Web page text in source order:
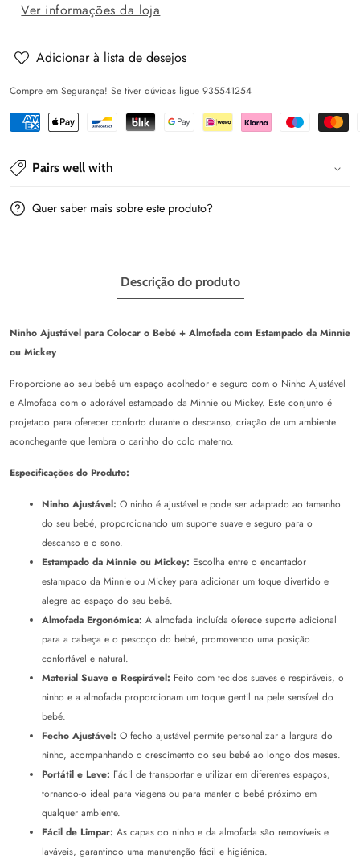
Ajustável
Colocar
Bebé
+
Ajustável
Colocar
Bebé
+
Ver informações da loja
Adicionar à lista de desejos
Compre em Segurança! Se tiver dúvidas ligue 935541254
Pairs well with
Quer saber mais sobre este produto?
Descrição do produto
Ninho Ajustável para Colocar o Bebé + Almofada com Estampado da Minnie
ou Mickey
Proporcione ao seu bebé um espaço acolhedor e seguro com o Ninho Ajustável
e Almofada com o adorável estampado da Minnie ou Mickey. Este conjunto é
projetado para oferecer conforto durante o descanso, criação de um ambiente
aconchegante que lembra o carinho do colo materno.
Especificações do Produto:
Ninho Ajustável: O ninho é ajustável e pode ser adaptado ao tamanho
do seu bebé, proporcionando um suporte suave e seguro para o
descanso e o sono.
Estampado da Minnie ou Mickey: Escolha entre o encantador
estampado da Minnie ou Mickey para adicionar um toque divertido e
alegre ao espaço do seu bebé.
Almofada Ergonómica: A almofada incluída oferece suporte adicional
para a cabeça e o pescoço do bebé, promovendo uma posição
confortável e natural.
Material Suave e Respirável: Feito com tecidos suaves e respiráveis, o
ninho e a almofada proporcionam um toque gentil na pele sensível do
bebé.
Fecho Ajustável: O fecho ajustável permite personalizar a largura do
ninho, acompanhando o crescimento do seu bebé ao longo dos meses.
Portátil e Leve: Fácil de transportar e utilizar em diferentes espaços,
tornando-o ideal para viagens ou para manter o bebé próximo em
qualquer ambiente.
Fácil de Limpar: As capas do ninho e da almofada são removíveis e
laváveis, garantindo uma manutenção fácil e higiénica.